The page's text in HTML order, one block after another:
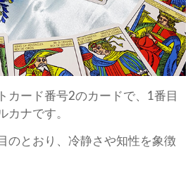
カード番号2のカードで、1番目
カナです。
のとおり、冷静さや知性を象徴